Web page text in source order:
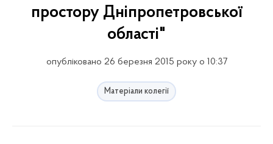
простору Дніпропетровської
області"
опубліковано 26 березня 2015 року о 10:37
Матеріали колегії